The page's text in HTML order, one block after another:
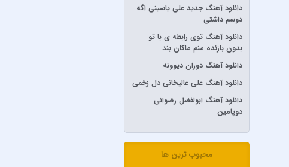
آرش AP
آرش و ساسی
آرمان گرشاسبی
آرمین زارعی
آرون افشار
آصف آریا
آیسم
ابراهیم تاتلیسس
دانلود آهنگ جدید علی یاسینی اگه
دوسم داشتی
دانلود آهنگ توی رابطه ی با تو
بدون بازنده منم ماکان بند
دانلود آهنگ دوران دیوونه
دانلود آهنگ علی عالیخانی دل زخمی
دانلود آهنگ ابولفضل رضوانی
دوپامین
محبوب ترین ها